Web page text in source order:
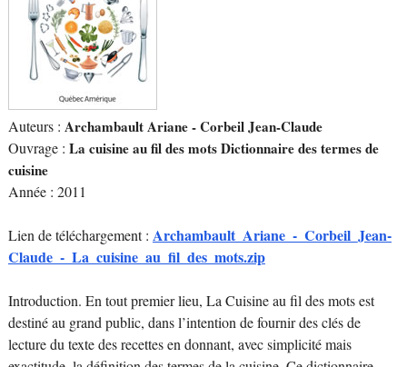
Auteurs : Archambault Ariane - Corbeil Jean-Claude
Ouvrage : La cuisine au fil des mots Dictionnaire des termes de
cuisine
Année : 2011
Lien de téléchargement : Archambault_Ariane_-_Corbeil_Jean-
Claude_-_La_cuisine_au_fil_des_mots.zip
Introduction. En tout premier lieu, La Cuisine au fil des mots est
destiné au grand public, dans l’intention de fournir des clés de
lecture du texte des recettes en donnant, avec simplicité mais